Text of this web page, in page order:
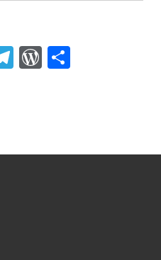
Telegram
WordPress